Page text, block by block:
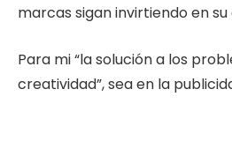
marcas sigan invirtiendo en
Para mi “la solución a los
creatividad”, sea en la